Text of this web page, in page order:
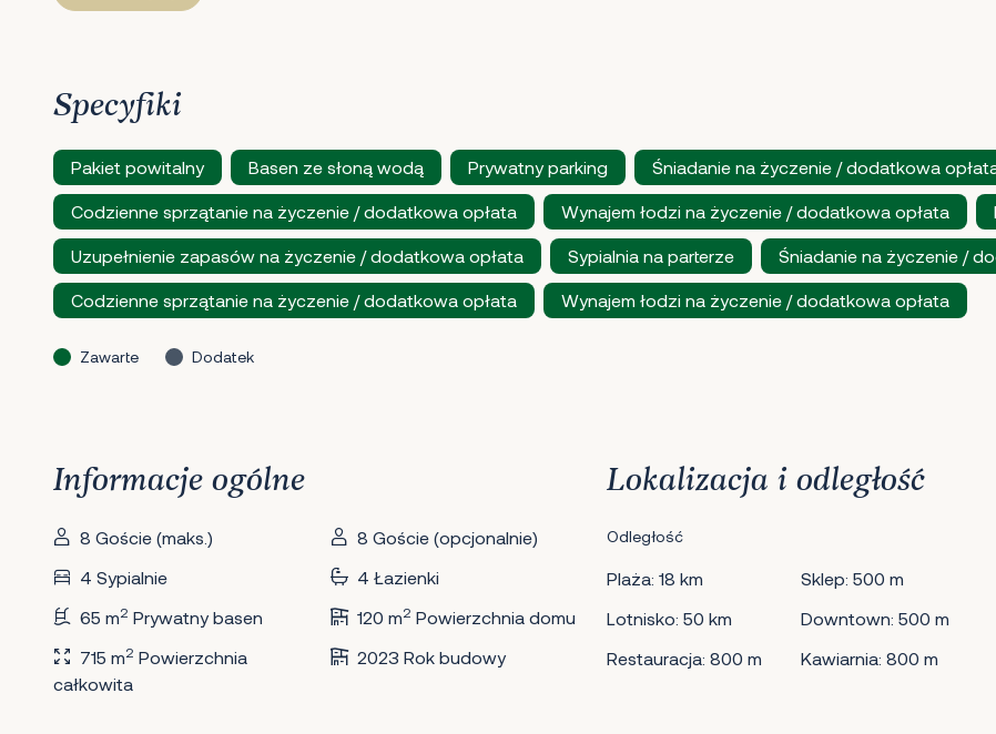
Specyfiki
Pakiet powitalny Basen ze słoną wodą Prywatny parking Śniadanie na życzenie / dodatkowa
Codzienne sprzątanie na życzenie / dodatkowa opłata Wynajem łodzi na życzenie / dodatkowa opłata
Uzupełnienie zapasów na życzenie / dodatkowa opłata Sypialnia na parterze Śniadanie na życzenie /
Codzienne sprzątanie na życzenie / dodatkowa opłata Wynajem łodzi na życzenie / dodatkowa opłata
Zawarte Dodatek
Informacje ogólne
8 Goście (maks.)
8 Goście (opcjonalnie)
4 Sypialnie
4 Łazienki
65 m2 Prywatny basen 120 m2 Powierzchnia domu
715 m2 Powierzchnia
całkowita
2023 Rok budowy
Lokalizacja i odległość
Odległość
Plaża: 18 km
Sklep: 500 m
Lotnisko: 50 km
Downtown: 500 m
Restauracja: 800 m
Kawiarnia: 800 m